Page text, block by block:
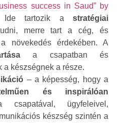
success in Saud” by
Ide tartozik astratégiai
merre tart a cég, és
növekedés érdekében. A
a csapatban és
a készségnek a része.
– a képesség, hogy a
és inspirálóan
ügyfeleivel,
készség szintén a